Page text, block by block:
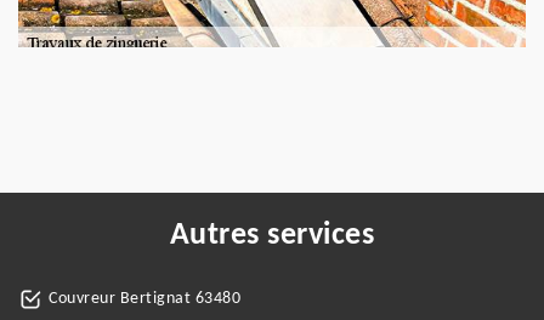
Autres services
Couvreur Bertignat 63480